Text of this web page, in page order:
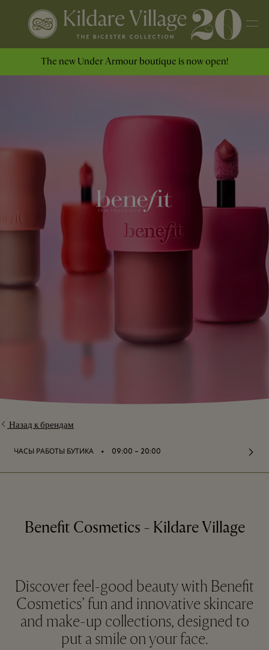
The new Under Armour boutique is now open!
Назад к брендам
ЧАСЫ РАБОТЫ БУТИКА ⬩ 09:00 – 20:00
Benefit Cosmetics - Kildare Village
Discover feel-good beauty with Benefit
Cosmetics’ fun and innovative skincare
and make-up collections, designed to
put a smile on your face.